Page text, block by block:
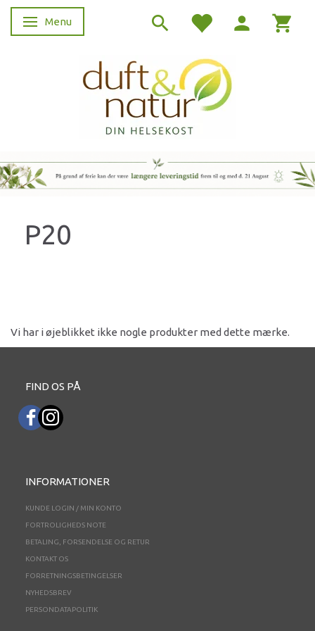
Skifte navigation
Menu
P20
Vi har i øjeblikket ikke nogle produkter med dette mærke.
FIND OS PÅ
INFORMATIONER
KUNDE LOGIN / MIN KONTO
FORTROLIGHEDS NOTE
BETALING, FORSENDELSE OG RETUR
KONTAKT OS
FORRETNINGSBETINGELSER
NYHEDSBREV
PERSONDATAPOLITIK